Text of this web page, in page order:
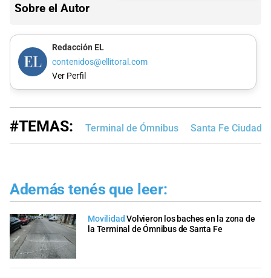
Sobre el Autor
Redacción EL
contenidos@ellitoral.com
Ver Perfil
#TEMAS: Terminal de Ómnibus Santa Fe Ciudad
Además tenés que leer:
MovilidadVolvieron los baches en la zona de
la Terminal de Ómnibus de Santa Fe